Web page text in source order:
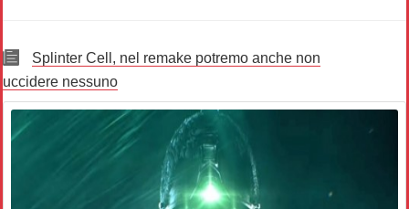
Splinter Cell, nel remake potremo anche non
uccidere nessuno